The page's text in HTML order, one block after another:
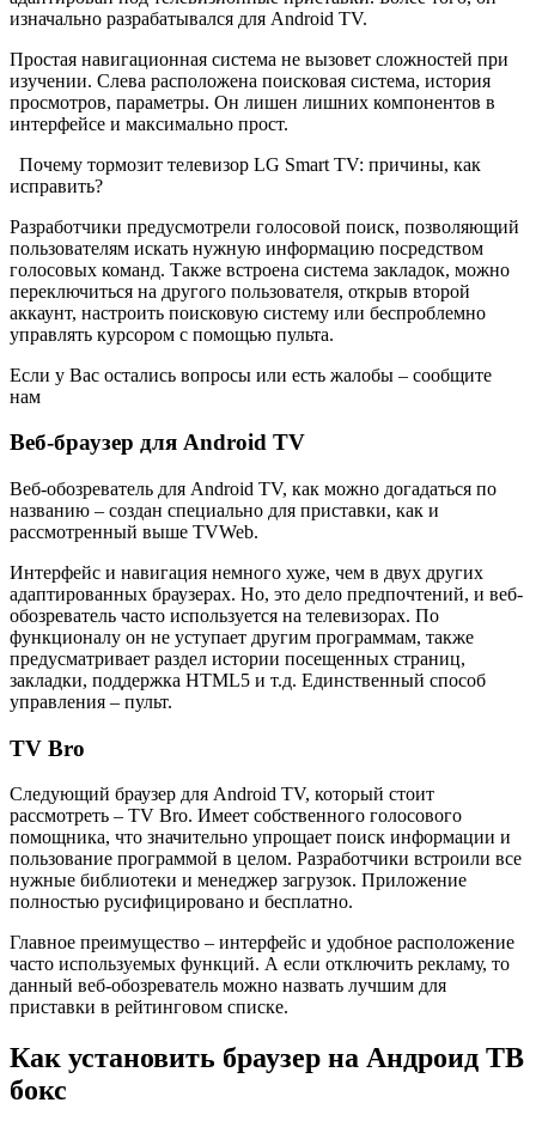
изначально разрабатывался для Android TV.
Простая навигационная система не вызовет сложностей при
изучении. Слева расположена поисковая система, история
просмотров, параметры. Он лишен лишних компонентов в
интерфейсе и максимально прост.
Почему тормозит телевизор LG Smart TV: причины, как
исправить?
Разработчики предусмотрели голосовой поиск, позволяющий
пользователям искать нужную информацию посредством
голосовых команд. Также встроена система закладок, можно
переключиться на другого пользователя, открыв второй
аккаунт, настроить поисковую систему или беспроблемно
управлять курсором с помощью пульта.
Если у Вас остались вопросы или есть жалобы – сообщите
нам
Веб-браузер для Android TV
Веб-обозреватель для Android TV, как можно догадаться по
названию – создан специально для приставки, как и
рассмотренный выше TVWeb.
Интерфейс и навигация немного хуже, чем в двух других
адаптированных браузерах. Но, это дело предпочтений, и веб-
обозреватель часто используется на телевизорах. По
функционалу он не уступает другим программам, также
предусматривает раздел истории посещенных страниц,
закладки, поддержка HTML5 и т.д. Единственный способ
управления – пульт.
TV Bro
Следующий браузер для Android TV, который стоит
рассмотреть – TV Bro. Имеет собственного голосового
помощника, что значительно упрощает поиск информации и
пользование программой в целом. Разработчики встроили все
нужные библиотеки и менеджер загрузок. Приложение
полностью русифицировано и бесплатно.
Главное преимущество – интерфейс и удобное расположение
часто используемых функций. А если отключить рекламу, то
данный веб-обозреватель можно назвать лучшим для
приставки в рейтинговом списке.
Как установить браузер на Андроид ТВ
бокс